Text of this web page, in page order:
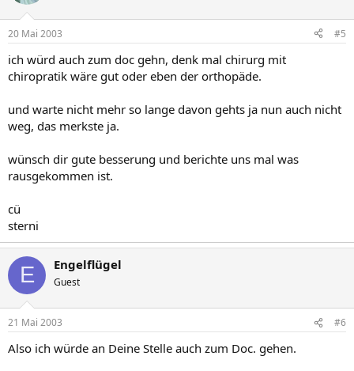
20 Mai 2003 #5
ich würd auch zum doc gehn, denk mal chirurg mit
chiropratik wäre gut oder eben der orthopäde.
und warte nicht mehr so lange davon gehts ja nun auch nicht
weg, das merkste ja.
wünsch dir gute besserung und berichte uns mal was
rausgekommen ist.
cü
sterni
E Engelflügel
Guest
21 Mai 2003 #6
Also ich würde an Deine Stelle auch zum Doc. gehen.